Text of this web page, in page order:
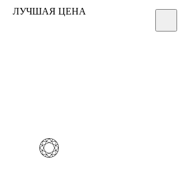
ЛУЧШАЯ ЦЕНА